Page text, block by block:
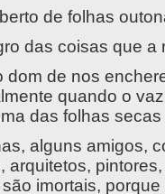
de folhas
das coisas que a
dom de nos
quando o
das folhas
alguns amigos,
arquitetos,
imortais,